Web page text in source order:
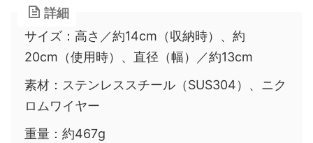
詳細
サイズ：高さ／約14cm（収納時）、約
20cm（使用時）、直径（幅）／約13cm
素材：ステンレススチール（SUS304）、ニク
ロムワイヤー
重量：約467g